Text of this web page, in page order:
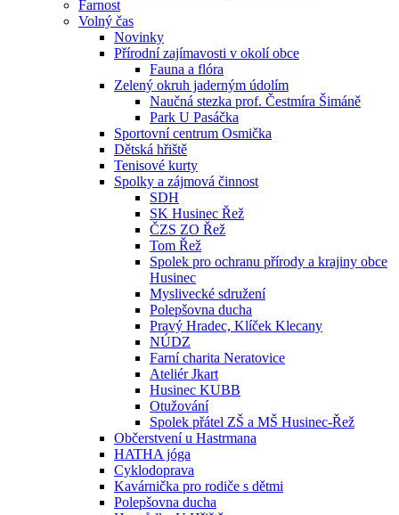
Farnost
Volný čas
Novinky
Přírodní zajímavosti v okolí obce
Fauna a flóra
Zelený okruh jaderným údolím
Naučná stezka prof. Čestmíra Šimáně
Park U Pasáčka
Sportovní centrum Osmička
Dětská hřiště
Tenisové kurty
Spolky a zájmová činnost
SDH
SK Husinec Řež
ČZS ZO Řež
Tom Řež
Spolek pro ochranu přírody a krajiny obce
Husinec
Myslivecké sdružení
Polepšovna ducha
Pravý Hradec, Klíček Klecany
NÚDZ
Farní charita Neratovice
Ateliér Jkart
Husinec KUBB
Otužování
Spolek přátel ZŠ a MŠ Husinec-Řež
Občerstvení u Hastrmana
HATHA jóga
Cyklodoprava
Kavárnička pro rodiče s dětmi
Polepšovna ducha